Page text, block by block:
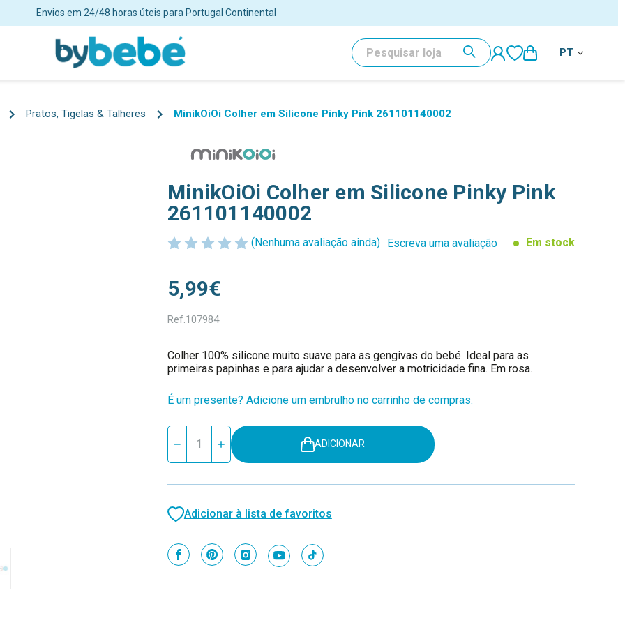
grátis para encomendas superiores a 48€ para Portugal Continental
PESQUISAR
PT
Pratos, Tigelas & Talheres MinikOiOi Colher em Silicone Pinky Pink 261101140002
MinikOiOi Colher em Silicone Pinky Pink
261101140002
(Nenhuma avaliação ainda) Escreva uma avaliação Em stock
5,99€
Ref.107984
Colher 100% silicone muito suave para as gengivas do bebé. Ideal para as
primeiras papinhas e para ajudar a desenvolver a motricidade fina. Em rosa.
É um presente? Adicione um embrulho no carrinho de compras.
Stock
Reduzir
de
Colher
Silicone
Pinky
261101140002
Aumentar
quantidade
de
Colher
Silicone
Pinky
261101140002
ADICIONAR
Adicionar à lista de favoritos